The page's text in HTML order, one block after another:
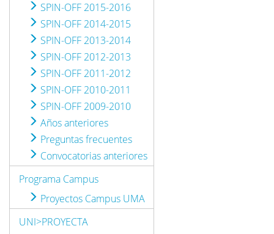
SPIN-OFF 2015-2016
SPIN-OFF 2014-2015
SPIN-OFF 2013-2014
SPIN-OFF 2012-2013
SPIN-OFF 2011-2012
SPIN-OFF 2010-2011
SPIN-OFF 2009-2010
Años anteriores
Preguntas frecuentes
Convocatorias anteriores
Programa Campus
Proyectos Campus UMA
UNI>PROYECTA